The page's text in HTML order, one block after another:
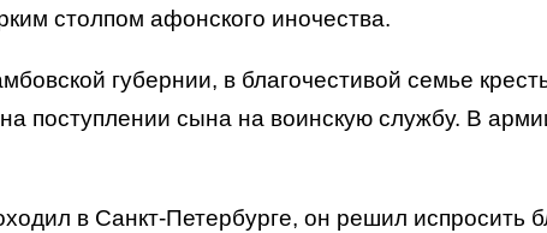
столпом афонского иночества.
губернии, в благочестивой семье
поступлении сына на воинскую службу. В
в Санкт-Петербурге, он решил испросить